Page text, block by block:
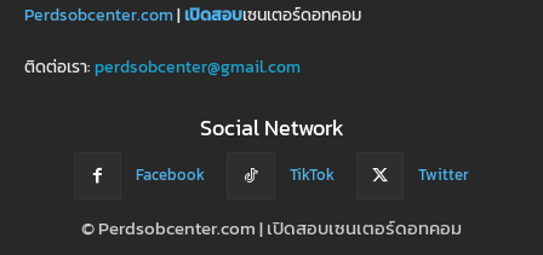
Perdsobcenter.com|เปิดสอบเซนเตอร์ดอทคอม
ติดต่อเรา: perdsobcenter@gmail.com
Social Network
Facebook TikTok Twitter
© Perdsobcenter.com | เปิดสอบเซนเตอร์ดอทคอม